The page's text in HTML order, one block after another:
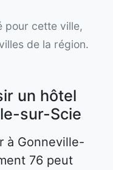
pour cette ville,
de la région.
un hôtel
sur-Scie
à Gonneville-
76 peut